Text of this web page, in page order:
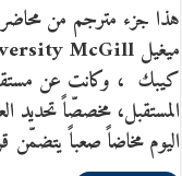
كيبك ، وكانت عن
المستقبل، مخصصّاً تحديد
اليوم مخاضاً صعباً يتضمّن